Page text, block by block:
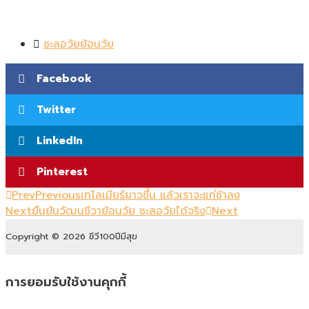
ชะลอวัยย้อนวัย
Facebook
Twitter
LinkedIn
Pinterest
PrevPreviousเทโลเมียร์ยาวขึ้น แล้วเราจะแก่ช้าลง
Nextยืนยันวัฒนชีวาย้อนวัย ชะลอวัยได้จริง Next
Copyright © 2026 ชีวี100ปีมีสุข
การยอมรับใช้งานคุกกี้